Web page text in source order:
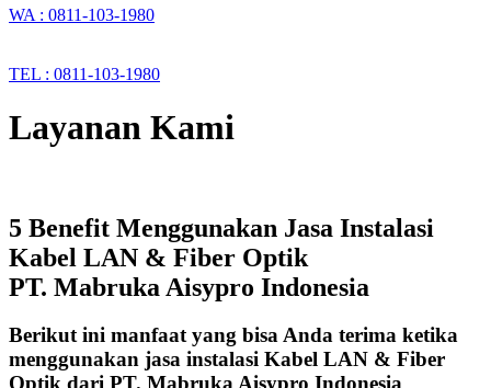
WA : 0811-103-1980
TEL : 0811-103-1980
Layanan Kami
5 Benefit Menggunakan Jasa Instalasi
Kabel LAN & Fiber Optik
PT. Mabruka Aisypro Indonesia
Berikut ini manfaat yang bisa Anda terima ketika
menggunakan jasa instalasi Kabel LAN & Fiber